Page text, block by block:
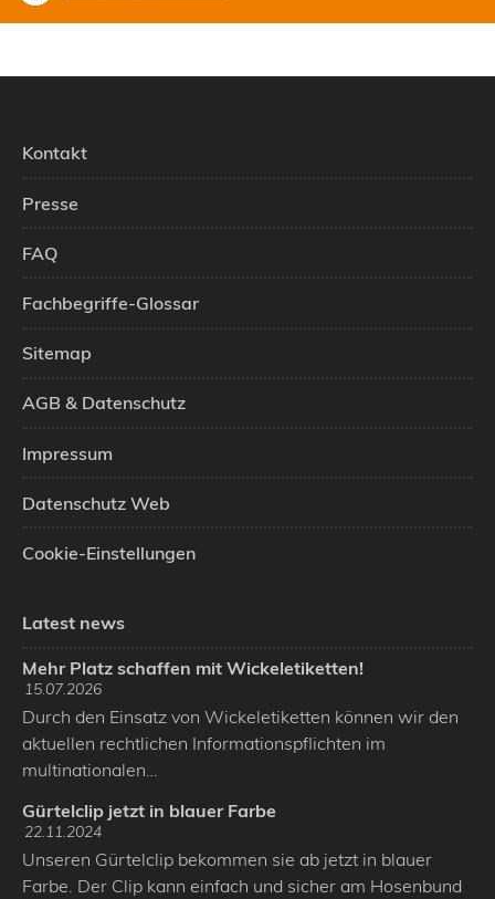
Kontakt
Presse
FAQ
Fachbegriffe-Glossar
Sitemap
AGB & Datenschutz
Impressum
Datenschutz Web
Cookie-Einstellungen
Latest news
Mehr Platz schaffen mit Wickeletiketten!
15.07.2026
Durch den Einsatz von Wickeletiketten können wir den
aktuellen rechtlichen Informationspflichten im
multinationalen…
Gürtelclip jetzt in blauer Farbe
22.11.2024
Unseren Gürtelclip bekommen sie ab jetzt in blauer
Farbe. Der Clip kann einfach und sicher am Hosenbund